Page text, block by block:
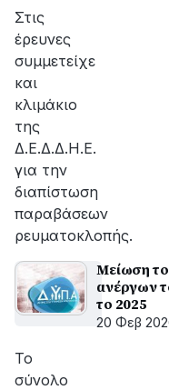
Στις
έρευνες
συμμετείχε
και
κλιμάκιο
της
Δ.Ε.Δ.Δ.Η.Ε.
για την
διαπίστωση
παραβάσεων
ρευματοκλοπής.
Μείωση
ανέργων
το 2025
20 Φεβ
Το
σύνολο